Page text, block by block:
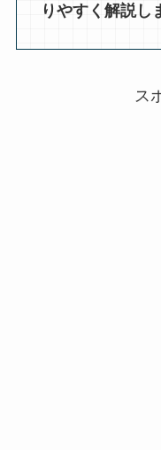
りやすく解説し
ス